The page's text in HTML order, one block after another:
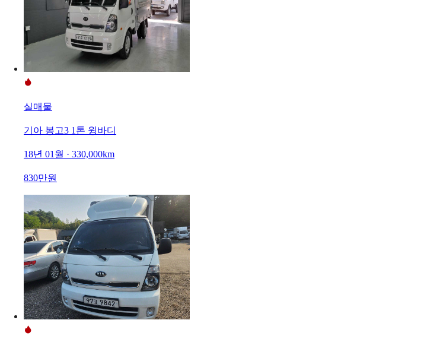
실매물
기아 봉고3 1톤 윙바디
18년 01월 · 330,000km
830만원